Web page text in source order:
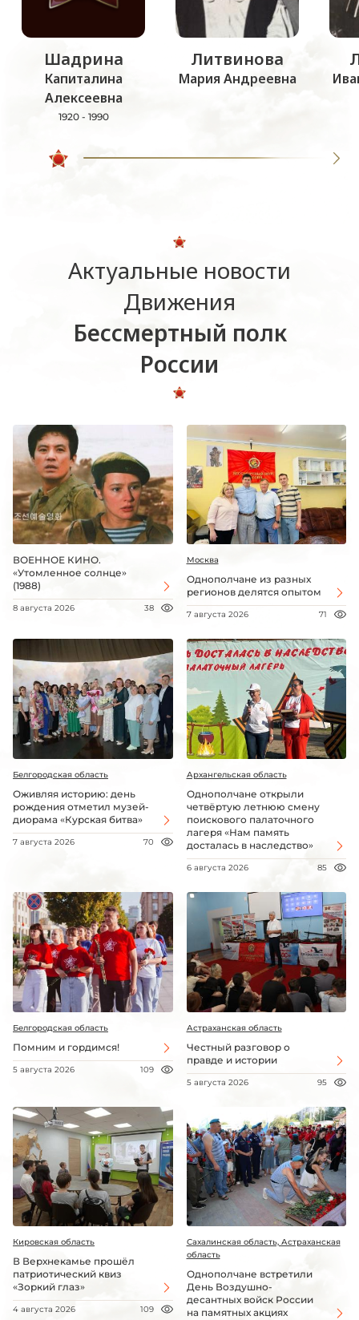
Шадрина
Капиталина
Алексеевна
1920 - 1990
Литвинова
Мария Андреевна
Актуальные новости
Движения
Бессмертный полк
России
ВОЕННОЕ КИНО.
«Утомленное солнце»
(1988)
8 августа 2026 38
Москва
Однополчане из разных
регионов делятся опытом
7 августа 2026 71
Белгородская область
Оживляя историю: день
рождения отметил музей-
диорама «Курская битва»
7 августа 2026 70
Архангельская область
Однополчане открыли
четвёртую летнюю смену
поискового палаточного
лагеря «Нам память
досталась в наследство»
6 августа 2026 85
Белгородская область
Помним и гордимся!
5 августа 2026 109
Астраханская область
Честный разговор о
правде и истории
5 августа 2026 95
Кировская область
В Верхнекамье прошёл
патриотический квиз
«Зоркий глаз»
4 августа 2026 109
Сахалинская область, Астраханская
область
Однополчане встретили
День Воздушно-
десантных войск России
на памятных акциях